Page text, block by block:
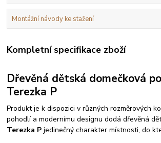
Montážní návody ke stažení
Kompletní specifikace zboží
Dřevěná dětská domečková
Terezka P
Produkt je k dispozici v různých rozměrových
pohodlí a modernímu designu dodá dřevěná
Terezka P jedinečný charakter místnosti, do